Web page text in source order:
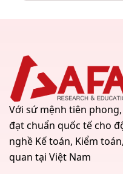
Với sứ mệnh tiên
đạt chuẩn quốc tế cho
nghề Kế toán, Kiểm
quan tại Việt Nam